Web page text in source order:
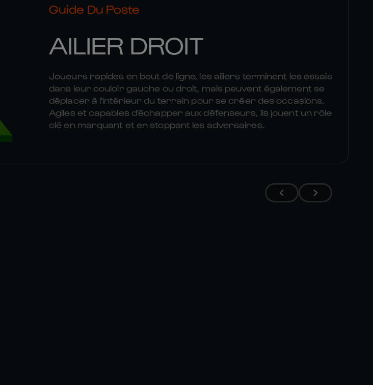
Guide Du Poste
AILIER DROIT
Joueurs rapides en bout de ligne, les ailiers terminent les essais
dans leur couloir gauche ou droit, mais peuvent également se
déplacer à l'intérieur du terrain pour se créer des occasions.
Agiles et capables d'échapper aux défenseurs, ils jouent un rôle
clé en marquant et en stoppant les adversaires.